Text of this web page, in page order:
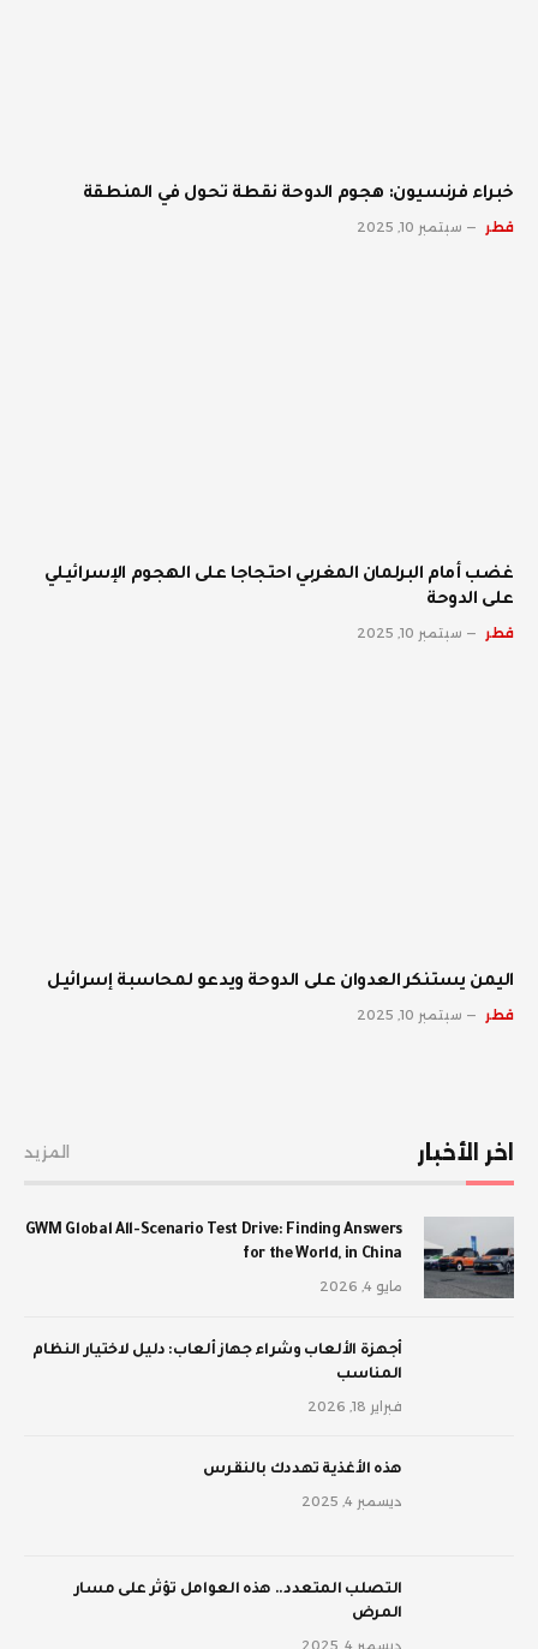
خبراء فرنسيون: هجوم الدوحة نقطة تحول في المنطقة
قطر سبتمبر 10, 2025
غضب أمام البرلمان المغربي احتجاجا على الهجوم الإسرائيلي
على الدوحة
قطر سبتمبر 10, 2025
اليمن يستنكر العدوان على الدوحة ويدعو لمحاسبة إسرائيل
قطر سبتمبر 10, 2025
اخر الأخبار المزيد
GWM Global All-Scenario Test Drive: Finding Answers
for the World, in China
مايو 4, 2026
أجهزة الألعاب وشراء جهاز ألعاب: دليل لاختيار النظام
المناسب
فبراير 18, 2026
‫هذه الأغذية تهددك بالنقرس
ديسمبر 4, 2025
‫التصلب المتعدد.. هذه العوامل تؤثر على مسار
المرض
ديسمبر 4, 2025